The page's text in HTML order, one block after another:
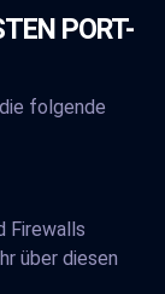
PORT-
folgende
Firewalls
über diesen